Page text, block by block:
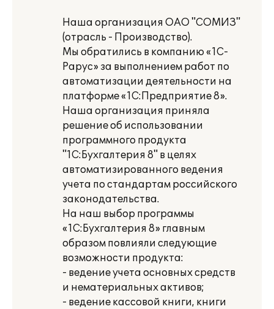
Наша организация ОАО "СОМИЗ"
(отрасль - Производство).
Мы обратились в компанию «1С-
Рарус» за выполнением работ по
автоматизации деятельности на
платформе «1С:Предприятие 8».
Наша организация приняла
решение об использовании
программного продукта
"1С:Бухгалтерия 8" в целях
автоматизированного ведения
учета по стандартам российского
законодательства.
На наш выбор программы
«1С:Бухгалтерия 8» главным
образом повлияли следующие
возможности продукта:
- ведение учета основных средств
и нематериальных активов;
- ведение кассовой книги, книги